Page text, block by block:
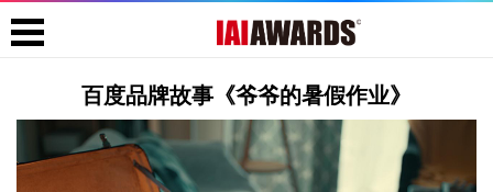
百度品牌故事《爷爷的暑假作业》